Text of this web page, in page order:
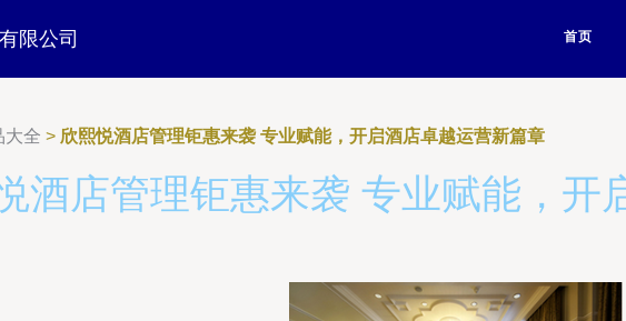
限公司 首页
大全 > 欣熙悦酒店管理钜惠来袭 专业赋能，开启酒店卓越运营新篇章
酒店管理钜惠来袭 专业赋能，开